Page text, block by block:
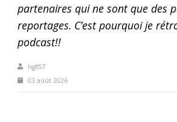
partenaires qui ne sont que des
reportages. C’est pourquoi je
podcast!!
hgfl57
03 août 2026